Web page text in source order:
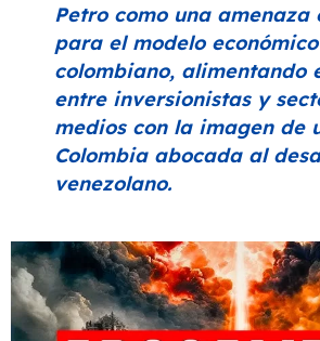
Petro como una amenaza
para el modelo económico
colombiano, alimentando
entre inversionistas y
medios con la imagen de
Colombia abocada al
venezolano.